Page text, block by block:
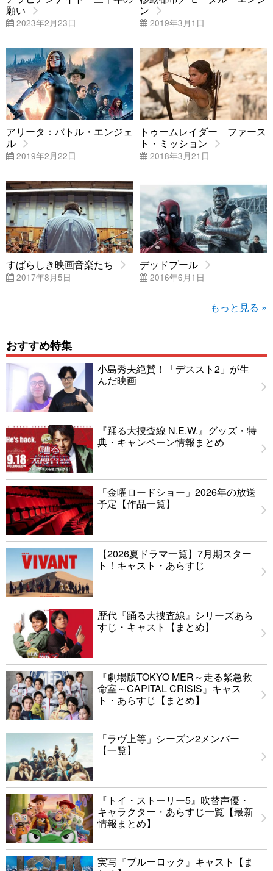
願い
2023年2月23日
ン
2019年3月1日
アリータ：バトル・エンジェ
ル
2019年2月22日
トゥームレイダー ファース
ト・ミッション
2018年3月21日
すばらしき映画音楽たち
2017年8月5日
デッドプール
2016年6月1日
もっと見る »
おすすめ特集
小島秀夫絶賛！「デススト2」が生
んだ映画
『踊る大捜査線 N.E.W.』グッズ・特
典・キャンペーン情報まとめ
「金曜ロードショー」2026年の放送
予定【作品一覧】
【2026夏ドラマ一覧】7月期スター
ト！キャスト・あらすじ
歴代『踊る大捜査線』シリーズあら
すじ・キャスト【まとめ】
『劇場版TOKYO MER～走る緊急救
命室～CAPITAL CRISIS』キャス
ト・あらすじ【まとめ】
「ラヴ上等」シーズン2メンバー
【一覧】
『トイ・ストーリー5』吹替声優・
キャラクター・あらすじ一覧【最新
情報まとめ】
実写『ブルーロック』キャスト【ま